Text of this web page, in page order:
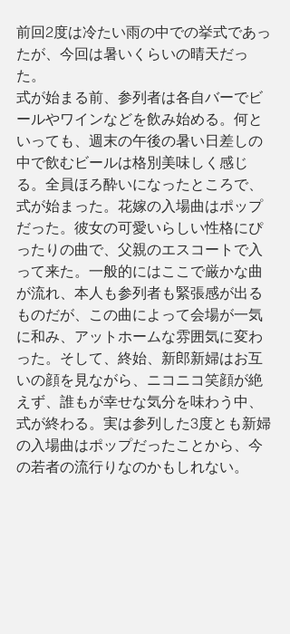
前回2度は冷たい雨の中での挙式であっ
たが、今回は暑いくらいの晴天だっ
た。
式が始まる前、参列者は各自バーでビ
ールやワインなどを飲み始める。何と
いっても、週末の午後の暑い日差しの
中で飲むビールは格別美味しく感じ
る。全員ほろ酔いになったところで、
式が始まった。花嫁の入場曲はポップ
だった。彼女の可愛いらしい性格にぴ
ったりの曲で、父親のエスコートで入
って来た。一般的にはここで厳かな曲
が流れ、本人も参列者も緊張感が出る
ものだが、この曲によって会場が一気
に和み、アットホームな雰囲気に変わ
った。そして、終始、新郎新婦はお互
いの顔を見ながら、ニコニコ笑顔が絶
えず、誰もが幸せな気分を味わう中、
式が終わる。実は参列した3度とも新婦
の入場曲はポップだったことから、今
の若者の流行りなのかもしれない。